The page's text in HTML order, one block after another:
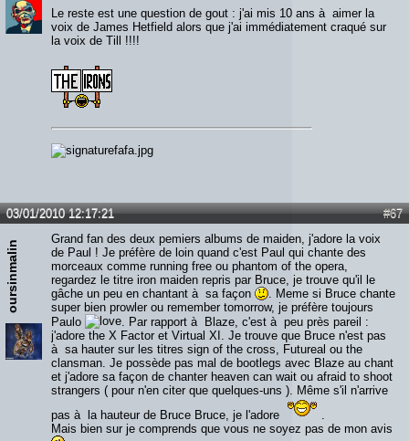
Le reste est une question de gout : j'ai mis 10 ans à aimer la
voix de James Hetfield alors que j'ai immédiatement craqué sur
la voix de Till !!!!
#67
03/01/2010 12:17:21
oursinmalin
Grand fan des deux pemiers albums de maiden, j'adore la voix
de Paul ! Je préfère de loin quand c'est Paul qui chante des
morceaux comme running free ou phantom of the opera,
regardez le titre iron maiden repris par Bruce, je trouve qu'il le
gâche un peu en chantant à sa façon
. Meme si Bruce chante
super bien prowler ou remember tomorrow, je préfère toujours
Paulo
. Par rapport à Blaze, c'est à peu près pareil :
j'adore the X Factor et Virtual XI. Je trouve que Bruce n'est pas
à sa hauter sur les titres sign of the cross, Futureal ou the
clansman. Je possède pas mal de bootlegs avec Blaze au chant
et j'adore sa façon de chanter heaven can wait ou afraid to shoot
strangers ( pour n'en citer que quelques-uns ). Même s'il n'arrive
pas à la hauteur de Bruce Bruce, je l'adore
.
Mais bien sur je comprends que vous ne soyez pas de mon avis